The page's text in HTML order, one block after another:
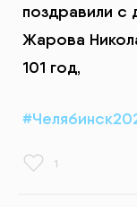
поздравили с
Жарова
101 год,
1